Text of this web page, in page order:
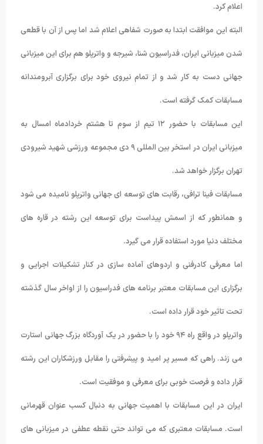
اعلام کرد.
البته این موافقت ابتدا به صورت شفاهی اعلام شد اما پس از آن با قطعی
شدن میزبانی ایران، فدراسیون شنا، شیرجه و واترپلو هم برای این میزبانی
جهانی دست به کار شد و از تمام نیروی خود برای برگزاری آبرومندانه
مسابقات کمک گرفته است.
این مسابقات با حضور ۱۲ تیم از سوم تا هشتم خردادماه امسال به
میزبانی ایران در استخر بین المللی ۹ دی مجموعه ورزشی شهید شیرودی
تهران برگزار خواهد شد.
مسابقات فینا ترافی، رقابت های توسعه ای جهانی واترپلو نامیده می شود
و همانطور که از اسمش پیداست برای توسعه این رشته در قاره های
مختلف دنیا مورد استفاده قرار می گیرد.
اما معرفی کادرفنی و اردوهای آماده سازی در کنار تشکیلات اجرایی و
برگزاری این مسابقات معتبر برنامه های فدراسیون را از اواخر سال گذشته
تحت تاثیر خود قرار داده است.
واترپلو در واقع راه ۹۴ خود را با حضور در یک آوردگاه بزرگ جهانی استارت
می زند. راهی که مسیر پر امید و پیشرفتی را مقابل ورزشکاران این رشته
قرار داده و فرصت خوبی برای معرفی و موفقیت است.
ایران در این مسابقات با اهمیت جهانی به دنبال کسب عنوان قهرمانی
است. مسابقات معتبری که می تواند حتی نقطه عطفی در میزبانی های